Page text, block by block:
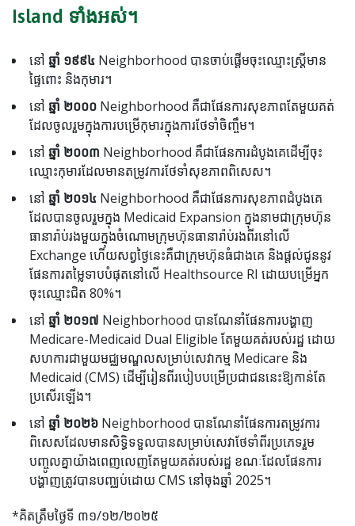
Island ទាំងអស់។
នៅ ឆ្នាំ ១៩៩៤ Neighborhood បានចាប់ផ្តើមចុះឈ្មោះស្ត្រីមាន
ផ្ទៃពោះ និងកុមារ។
នៅ ឆ្នាំ ២០០០ Neighborhood គឺជាផែនការសុខភាពតែមួយគត់
ដែលចូលរួមក្នុងការបម្រើកុមារក្នុងការថែទាំចិញ្ចឹម។
នៅ ឆ្នាំ ២០០៣ Neighborhood គឺជាផែនការដំបូងគេដើម្បីចុះ
ឈ្មោះកុមារដែលមានតម្រូវការថែទាំសុខភាពពិសេស។
នៅ ឆ្នាំ ២០១៤ Neighborhood គឺជាផែនការសុខភាពដំបូងគេ
ដែលបានចូលរួមក្នុង Medicaid Expansion ក្នុងនាមជាក្រុមហ៊ុន
ធានារ៉ាប់រងមួយក្នុងចំណោមក្រុមហ៊ុនធានារ៉ាប់រងពីរនៅលើ
Exchange ហើយសព្វថ្ងៃនេះគឺជាក្រុមហ៊ុនធំជាងគេ និងផ្តល់ជូននូវ
ផែនការតម្លៃទាបបំផុតនៅលើ Healthsource RI ដោយបម្រើអ្នក
ចុះឈ្មោះជិត 80%។
នៅ ឆ្នាំ ២០១៧ Neighborhood បានណែនាំផែនការបង្ហាញ
Medicare-Medicaid Dual Eligible តែមួយគត់របស់រដ្ឋ ដោយ
សហការជាមួយមជ្ឈមណ្ឌលសម្រាប់សេវាកម្ម Medicare និង
Medicaid (CMS) ដើម្បីរៀនពីរបៀបបម្រើប្រជាជននេះឱ្យកាន់តែ
ប្រសើរឡើង។
នៅ ឆ្នាំ ២០២៦ Neighborhood បានណែនាំផែនការតម្រូវការ
ពិសេសដែលមានសិទ្ធិទទួលបានសម្រាប់សេវាថែទាំពីរប្រភេទរួម
បញ្ចូលគ្នាយ៉ាងពេញលេញតែមួយគត់របស់រដ្ឋ ខណៈដែលផែនការ
បង្ហាញត្រូវបានបញ្ឈប់ដោយ CMS នៅចុងឆ្នាំ 2025។
*គិតត្រឹមថ្ងៃទី ៣១/១២/២០២៥